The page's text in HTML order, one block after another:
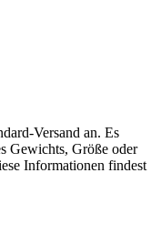
Versand an. Es
Gewichts, Größe oder
Informationen findest